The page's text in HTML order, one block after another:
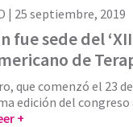
| 25 septiembre, 2019
fue sede del
de
que comenzó el 23
edición del
+